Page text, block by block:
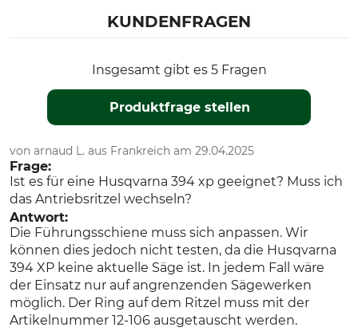
Dolmar PS 7910
Dolmar PS 7300
Dolmar PS 7900
Stihl MS 400
Husqvarna 592
Husqvarna 585
Husqvarna 562 II
Husqvarna 564
Modellbezeichnung
ProTOP MILL 3/8"LP, 1,3 mm,
75 cm
Hersteller-Artikel-Nr.
SNHL30-50WR
Treibglieder
KUNDENFRAGEN
Insgesamt gibt es 5 Fragen
Produktfrage stellen
von arnaud L. aus Frankreich am 29.04.2025
Frage:
Ist es für eine Husqvarna 394 xp geeignet? Muss ich
das Antriebsritzel wechseln?
Antwort:
Die Führungsschiene muss sich anpassen. Wir
können dies jedoch nicht testen, da die Husqvarna
394 XP keine aktuelle Säge ist. In jedem Fall wäre
der Einsatz nur auf angrenzenden Sägewerken
möglich. Der Ring auf dem Ritzel muss mit der
Artikelnummer 12-106 ausgetauscht werden.